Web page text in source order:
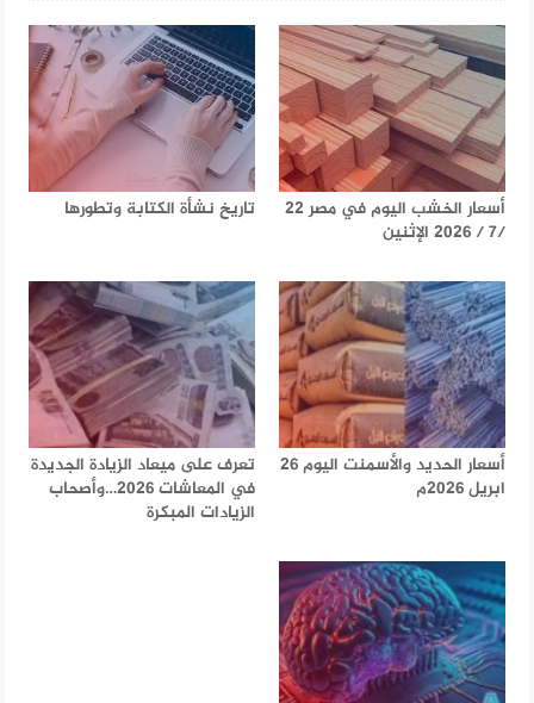
أسعار الخشب اليوم في مصر 22
/7 / 2026 الإثنين
تاريخ نشأة الكتابة وتطورها
أسعار الحديد والأسمنت اليوم 26
ابريل 2026م
تعرف على ميعاد الزيادة الجديدة
في المعاشات 2026…وأصحاب
الزيادات المبكرة